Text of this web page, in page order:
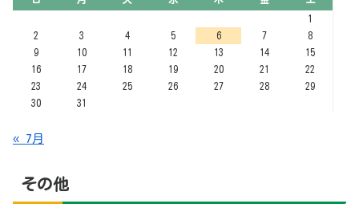
1
2
3 4 5 6 7
8
9
10 11 12 13 14
15
16
17 18 19 20 21
22
23
24 25 26 27 28
29
30
31
« 7月
その他